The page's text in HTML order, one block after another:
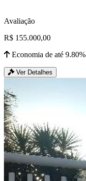
Avaliação
R$ 155.000,00
Economia de até 9.80%
Ver Detalhes